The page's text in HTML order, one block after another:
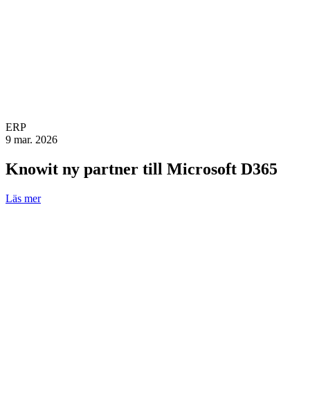
ERP
9 mar. 2026
Knowit ny partner till Microsoft D365
Läs mer